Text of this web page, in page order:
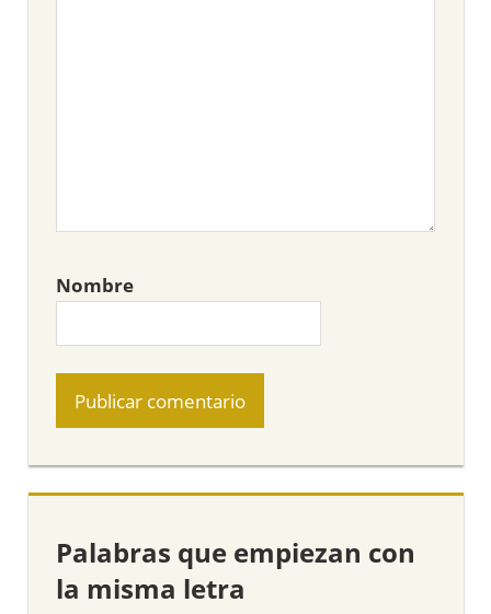
Nombre
Palabras que empiezan con
la misma letra